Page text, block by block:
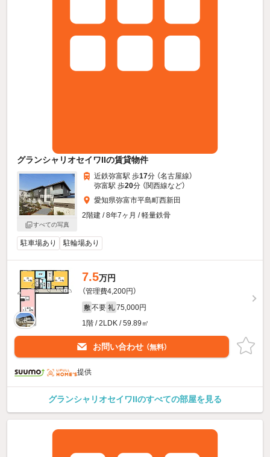
グランシャリオセイワIIの賃貸物件
すべての写真
近鉄弥富駅 歩17分 （名古屋線）
弥富駅 歩20分 （関西線など）
愛知県弥富市平島町西新田
2階建 / 8年7ヶ月 / 軽量鉄骨
駐車場あり 駐輪場あり
7.5万円
（管理費4,200円）
敷 不要 礼 75,000円
1階 / 2LDK / 59.89㎡
お問い合わせ （無料）
提供
グランシャリオセイワIIのすべての部屋を見る